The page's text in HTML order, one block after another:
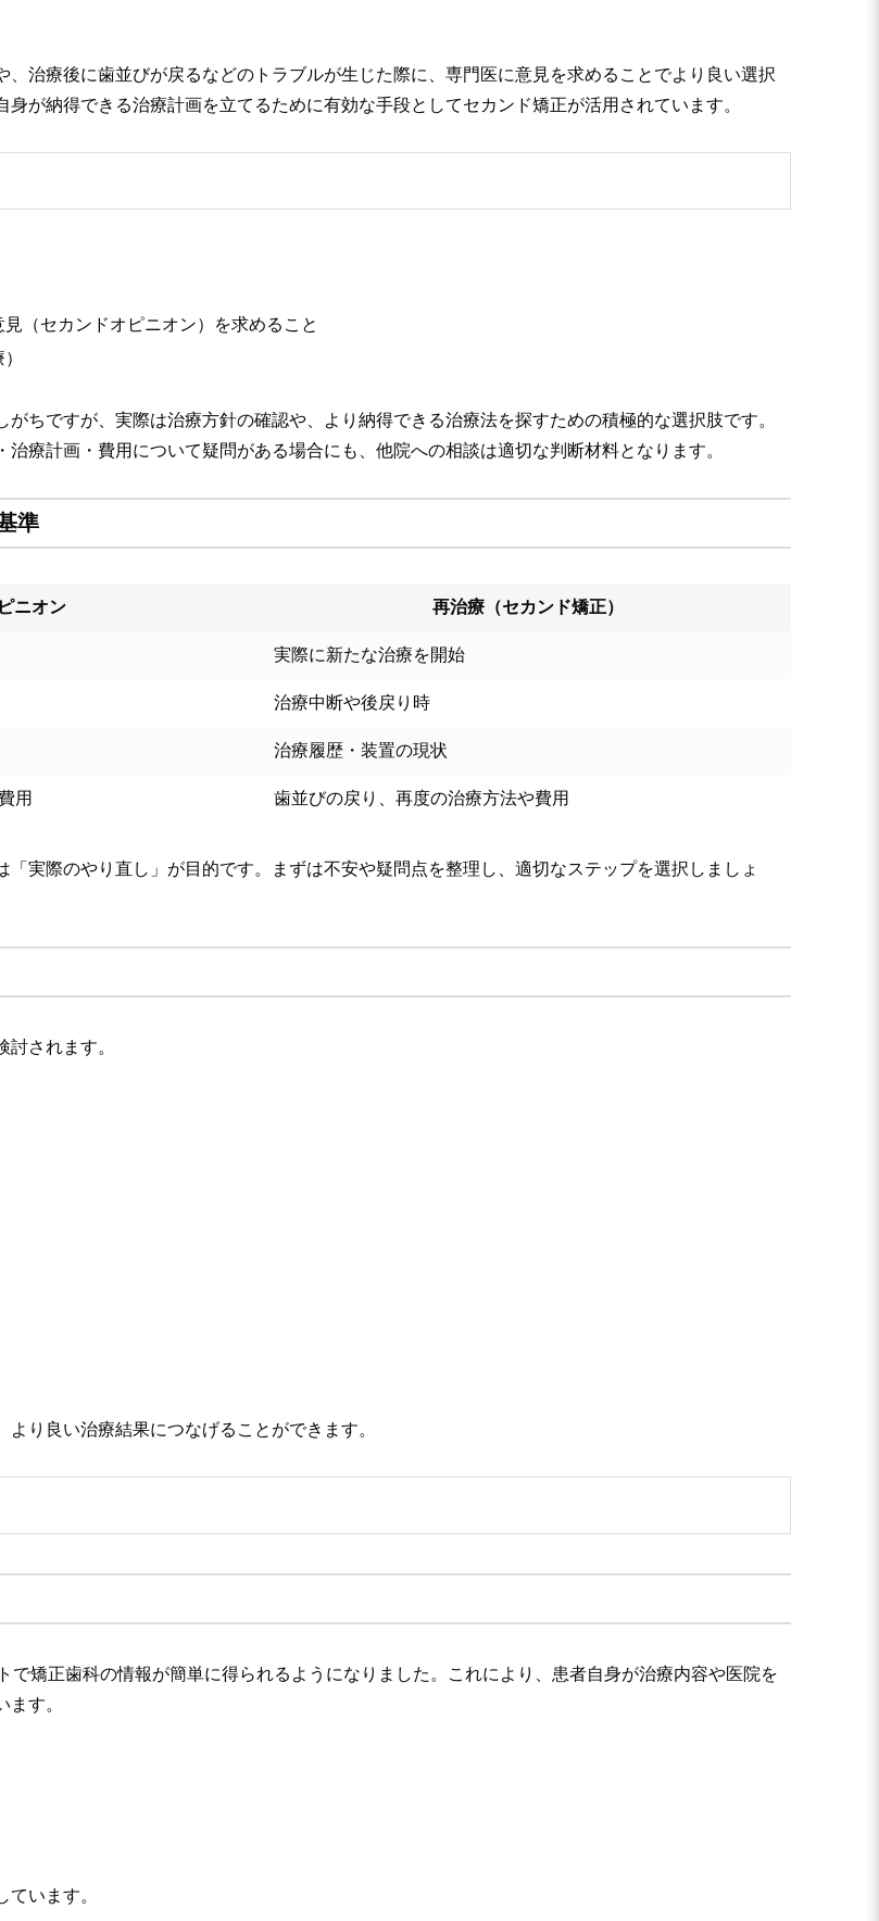
治療後に歯並びが戻るなどのトラブルが生じた際に、専門医に意見を求めることでより良い選択
が納得できる治療計画を立てるために有効な手段としてセカンド矯正が活用されています。
（セカンドオピニオン）を求めること
ちですが、実際は治療方針の確認や、より納得できる治療法を探すための積極的な選択肢です。
療計画・費用について疑問がある場合にも、他院への相談は適切な判断材料となります。
準
ニオン 再治療（セカンド矯正）
実際に新たな治療を開始
治療中断や後戻り時
治療履歴・装置の現状
用 歯並びの戻り、再度の治療方法や費用
実際のやり直し」が目的です。まずは不安や疑問点を整理し、適切なステップを選択しましょ
されます。
り良い治療結果につなげることができます。
矯正歯科の情報が簡単に得られるようになりました。これにより、患者自身が治療内容や医院を
す。
います。